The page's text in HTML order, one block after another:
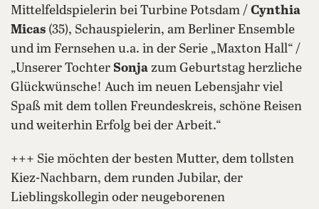
Mittelfeldspielerin bei Turbine Potsdam / Cynthia
Micas (35), Schauspielerin, am Berliner Ensemble
und im Fernsehen u.a. in der Serie „Maxton Hall“ /
„Unserer Tochter Sonja zum Geburtstag herzliche
Glückwünsche! Auch im neuen Lebensjahr viel
Spaß mit dem tollen Freundeskreis, schöne Reisen
und weiterhin Erfolg bei der Arbeit.“
+++ Sie möchten der besten Mutter, dem tollsten
Kiez-Nachbarn, dem runden Jubilar, der
Lieblingskollegin oder neugeborenen